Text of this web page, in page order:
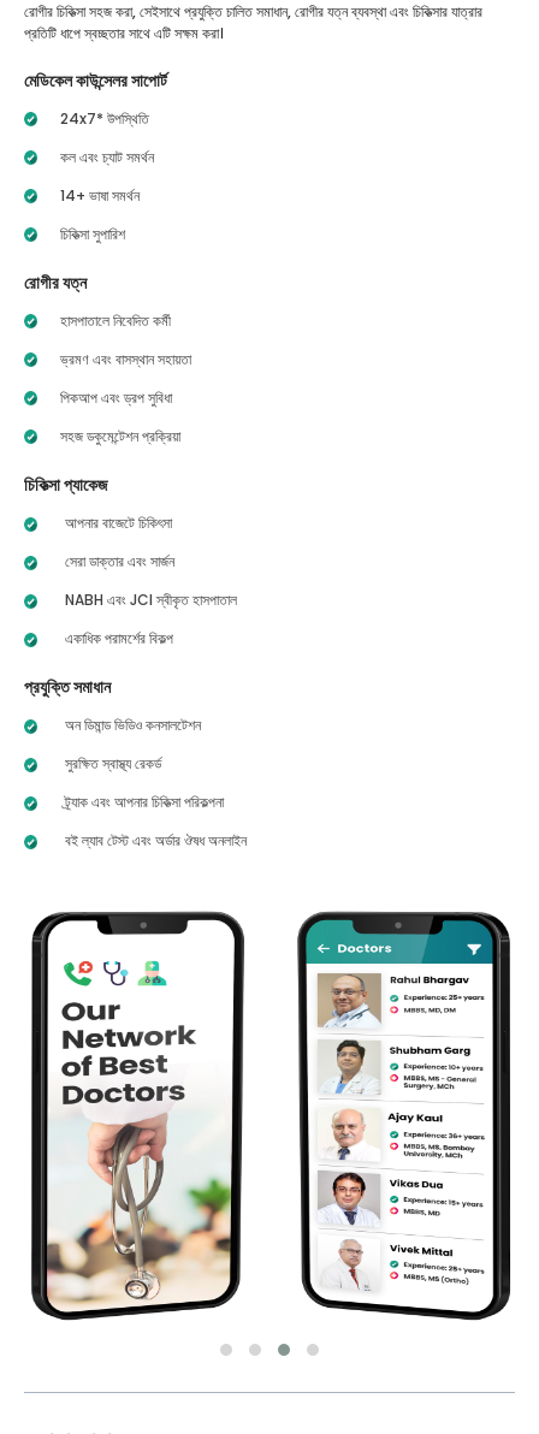
রোগীর চিকিত্সা সহজ করা, সেইসাথে প্রযুক্তি চালিত সমাধান, রোগীর যত্ন ব্যবস্থা এবং চিকিত্সার যাত্রার
প্রতিটি ধাপে স্বচ্ছতার সাথে এটি সক্ষম করা।
মেডিকেল কাউন্সেলর সাপোর্ট
24x7* উপস্থিতি
কল এবং চ্যাট সমর্থন
14+ ভাষা সমর্থন
চিকিত্সা সুপারিশ
রোগীর যত্ন
হাসপাতালে নিবেদিত কর্মী
ভ্রমণ এবং বাসস্থান সহায়তা
পিকআপ এবং ড্রপ সুবিধা
সহজ ডকুমেন্টেশন প্রক্রিয়া
চিকিত্সা প্যাকেজ
আপনার বাজেটে চিকিৎসা
সেরা ডাক্তার এবং সার্জন
NABH এবং JCI স্বীকৃত হাসপাতাল
একাধিক পরামর্শের বিকল্প
প্রযুক্তি সমাধান
অন ডিমান্ড ভিডিও কনসালটেশন
সুরক্ষিত স্বাস্থ্য রেকর্ড
ট্র্যাক এবং আপনার চিকিত্সা পরিকল্পনা
বই ল্যাব টেস্ট এবং অর্ডার ঔষধ অনলাইন